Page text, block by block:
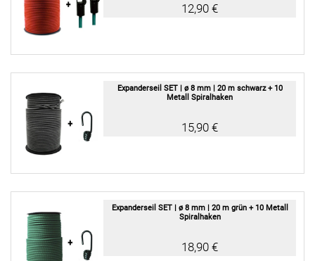
12,90 €
Expanderseil SET | ø 8 mm | 20 m schwarz + 10
Metall Spiralhaken
15,90 €
Expanderseil SET | ø 8 mm | 20 m grün + 10 Metall
Spiralhaken
18,90 €